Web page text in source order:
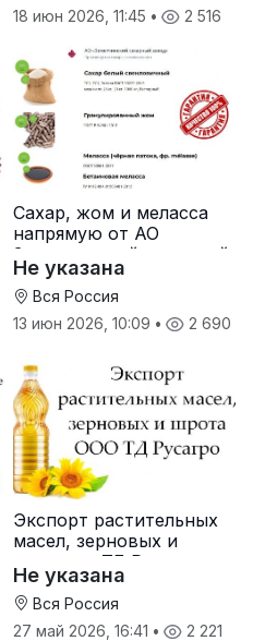
18 июн 2026, 11:45 • 2 516
Сахар, жом и меласса
напрямую от АО
Земетчинский сахарный
завод
Не указана
Вся Россия
13 июн 2026, 10:09 • 2 690
Экспорт растительных
масел, зерновых и
шрота от ТД Русагро
Не указана
Вся Россия
27 май 2026, 16:41 • 2 221